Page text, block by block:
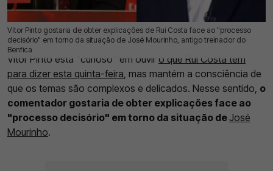
Vítor Pinto gostaria de obter explicações de Rui Costa face ao "processo
decisório" em torno da situação de José Mourinho, antigo treinador do
Benfica
11 Jun 2026 | 14:24 | 0
Vítor Pinto está "curioso" em ouvir o que Rui Costa tem
para dizer esta quinta-feira, mas mantém a consciência de
que os temas são complexos e delicados. Nesse sentido, o
comentador gostaria de obter explicações face ao
"processo decisório" em torno da situação de José
Mourinho.